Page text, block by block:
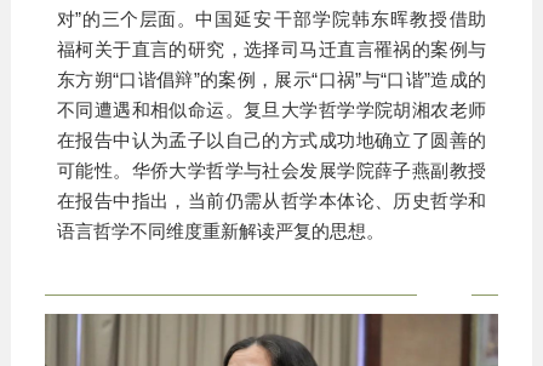
对”的三个层面。中国延安干部学院韩东晖教授借助
福柯关于直言的研究，选择司马迁直言罹祸的案例与
东方朔“口谐倡辩”的案例，展示“口祸”与“口谐”造成的
不同遭遇和相似命运。复旦大学哲学学院胡湘农老师
在报告中认为孟子以自己的方式成功地确立了圆善的
可能性。华侨大学哲学与社会发展学院薛子燕副教授
在报告中指出，当前仍需从哲学本体论、历史哲学和
语言哲学不同维度重新解读严复的思想。